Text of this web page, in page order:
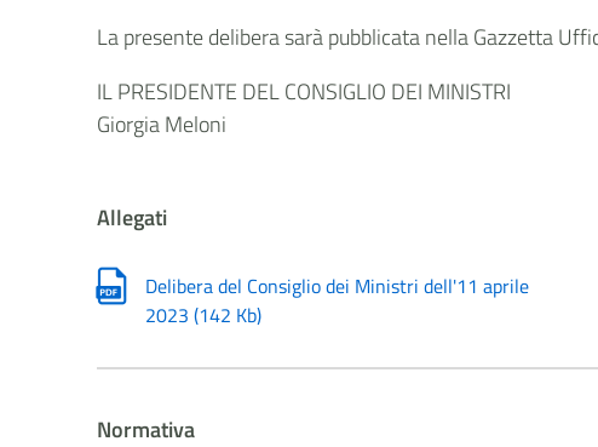
La presente delibera sarà pubblicata nella Gazzetta
IL PRESIDENTE DEL CONSIGLIO DEI MINISTRI
Giorgia Meloni
Allegati
Delibera del Consiglio dei Ministri dell'11 aprile
2023(142 Kb)
Normativa